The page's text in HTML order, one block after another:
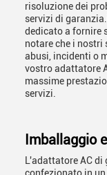
risoluzione dei
servizi di
dedicato a fornire
notare che i nostri
abusi, incidenti o
vostro adattatore
massime
servizi.
Imballaggio
L'adattatore AC